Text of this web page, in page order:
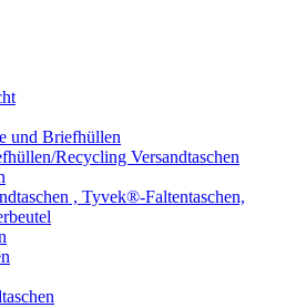
und Briefhüllen
Recycling Versandtaschen
, Tyvek®-Faltentaschen,